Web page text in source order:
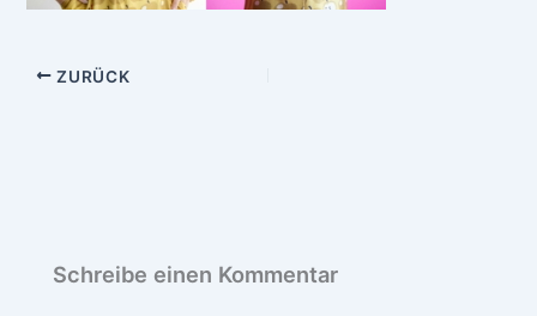
ZURÜCK
Schreibe einen Kommentar